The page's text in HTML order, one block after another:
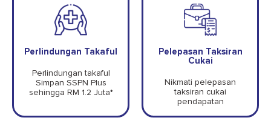
Perlindungan Takaful
Perlindungan takaful
Simpan SSPN Plus
sehingga RM 1.2 Juta*
Pelepasan Taksiran
Cukai
Nikmati pelepasan
taksiran cukai
pendapatan